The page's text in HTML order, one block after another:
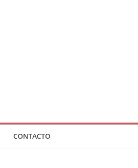
CONTACTO